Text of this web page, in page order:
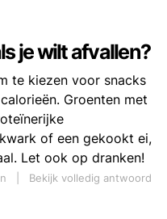
je wilt afvallen?
te kiezen voor snacks
Groenten met
of een gekookt ei,
Let ook op dranken!
Bekijk volledig antwoord